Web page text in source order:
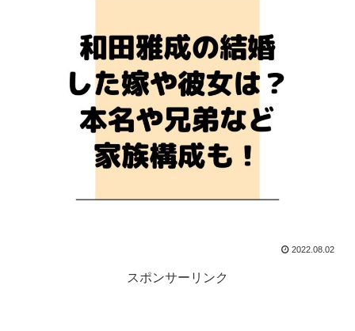
2022.08.02
スポンサーリンク